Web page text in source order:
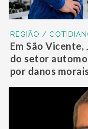
REGIÃO /
Em São
do setor
por danos